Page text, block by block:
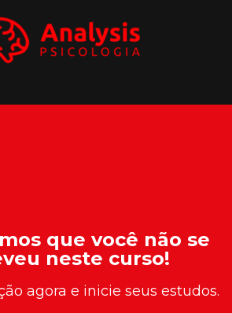
que você não se
neste curso!
agora e inicie seus estudos.